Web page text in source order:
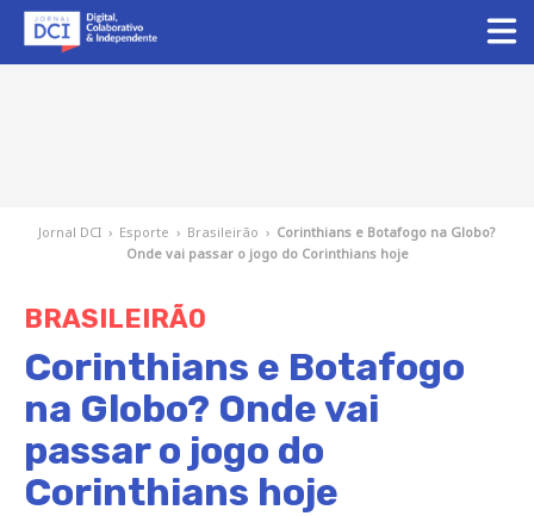
Jornal DCI › Esporte › Brasileirão › Corinthians e Botafogo na Globo?
Onde vai passar o jogo do Corinthians hoje
BRASILEIRÃO
Corinthians e Botafogo
na Globo? Onde vai
passar o jogo do
Corinthians hoje